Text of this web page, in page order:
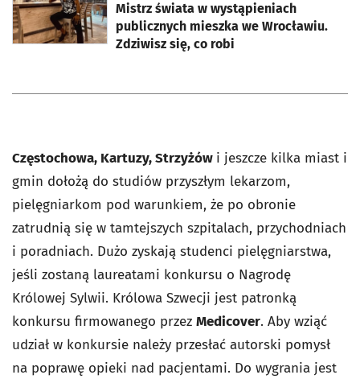
Mistrz świata w wystąpieniach
publicznych mieszka we Wrocławiu.
Zdziwisz się, co robi
Częstochowa, Kartuzy, Strzyżów i jeszcze kilka miast i
gmin dołożą do studiów przyszłym lekarzom,
pielęgniarkom pod warunkiem, że po obronie
zatrudnią się w tamtejszych szpitalach, przychodniach
i poradniach. Dużo zyskają studenci pielęgniarstwa,
jeśli zostaną laureatami konkursu o Nagrodę
Królowej Sylwii. Królowa Szwecji jest patronką
konkursu firmowanego przez Medicover. Aby wziąć
udział w konkursie należy przesłać autorski pomysł
na poprawę opieki nad pacjentami. Do wygrania jest